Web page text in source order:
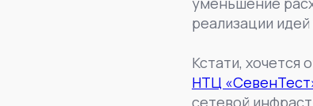
реализации
Кстати, хочется
НТЦ
сетевой